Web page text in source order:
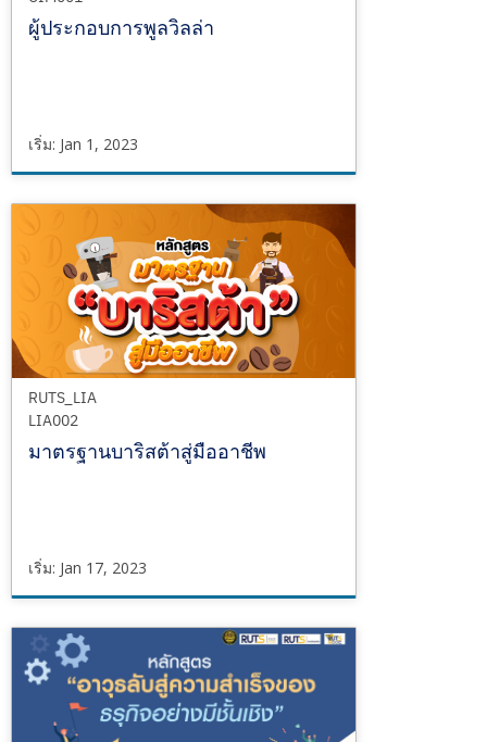
ผู้ประกอบการพูลวิลล่า
เริ่ม: Jan 1, 2023
Jan
2023
RUTS_LIA
LIA002
มาตรฐานบาริสต้าสู่มืออาชีพ
เริ่ม: Jan 17, 2023
LIA002
เริ่มJan
17,
2023